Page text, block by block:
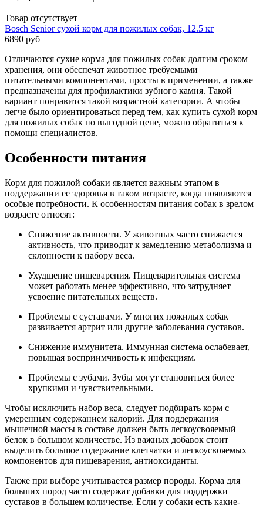
Товар отсутствует
Bosch Senior сухой корм для пожилых собак, 12.5 кг
6890 руб
Отличаются сухие корма для пожилых собак долгим сроком
хранения, они обеспечат животное требуемыми
питательными компонентами, просты в применении, а также
предназначены для профилактики зубного камня. Такой
вариант понравится такой возрастной категории. А чтобы
легче было ориентироваться перед тем, как купить сухой корм
для пожилых собак по выгодной цене, можно обратиться к
помощи специалистов.
Особенности питания
Корм для пожилой собаки является важным этапом в
поддержании ее здоровья в таком возрасте, когда появляются
особые потребности. К особенностям питания собак в зрелом
возрасте относят:
Снижение активности. У животных часто снижается
активность, что приводит к замедлению метаболизма и
склонности к набору веса.
Ухудшение пищеварения. Пищеварительная система
может работать менее эффективно, что затрудняет
усвоение питательных веществ.
Проблемы с суставами. У многих пожилых собак
развивается артрит или другие заболевания суставов.
Снижение иммунитета. Иммунная система ослабевает,
повышая восприимчивость к инфекциям.
Проблемы с зубами. Зубы могут становиться более
хрупкими и чувствительными.
Чтобы исключить набор веса, следует подбирать корм с
умеренным содержанием калорий. Для поддержания
мышечной массы в составе должен быть легкоусвояемый
белок в большом количестве. Из важных добавок стоит
выделить большое содержание клетчатки и легкоусвояемых
компонентов для пищеварения, антиоксиданты.
Также при выборе учитывается размер породы. Корма для
больших пород часто содержат добавки для поддержки
суставов в большем количестве. Если у собаки есть какие-